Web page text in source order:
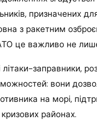
призначених
з ракетним
це важливо не лише
літаки-заправники,
вони
на морі,
кризових районах.